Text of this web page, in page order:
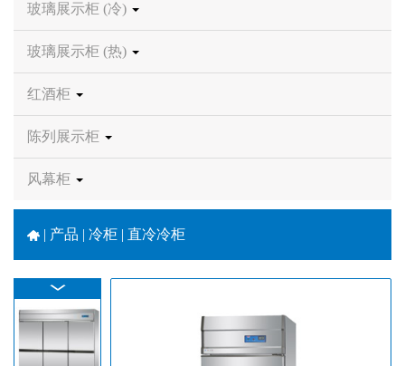
玻璃展示柜 (冷)
玻璃展示柜 (热)
红酒柜
陈列展示柜
风幕柜
| 产品 | 冷柜 | 直冷冷柜